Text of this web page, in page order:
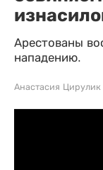
Арестованы
нападению.
Анастасия Цирулик